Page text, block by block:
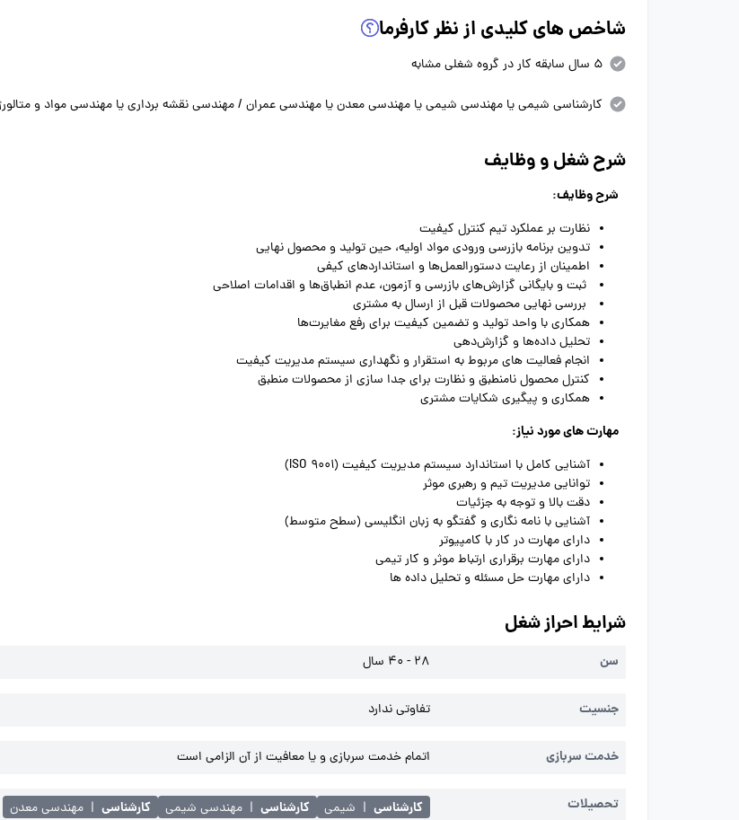
شاخص های کلیدی از نظر کارفرما
5 سال سابقه کار در گروه شغلی مشابه
کارشناسی شیمی یا مهندسی شیمی یا مهندسی معدن یا مهندسی عمران / مهندسی نقشه برداری یا مهندسی مواد و
شرح شغل و وظایف
شرح وظایف:
نظارت بر عملکرد تیم کنترل کیفیت
تدوین برنامه بازرسی ورودی مواد اولیه، حین تولید و محصول نهایی
اطمینان از رعایت دستورالعمل‌ها و استانداردهای کیفی
ثبت و بایگانی گزارش‌های بازرسی و آزمون، عدم انطباق‌ها و اقدامات اصلاحی
بررسی نهایی محصولات قبل از ارسال به مشتری
همکاری با واحد تولید و تضمین کیفیت برای رفع مغایرت‌ها
تحلیل داده‌ها و گزارش‌دهی
انجام فعالیت های مربوط به استقرار و نگهداری سیستم مدیریت کیفیت
کنترل محصول نامنطبق و نظارت برای جدا سازی از محصولات منطبق
همکاری و پیگیری شکایات مشتری
مهارت های مورد نیاز:
آشنایی کامل با استاندارد سیستم مدیریت کیفیت (ISO 9001)
توانایی مدیریت تیم و رهبری موثر
دقت بالا و توجه به جزئیات
آشنایی با نامه نگاری و گفتگو به زبان انگلیسی (سطح متوسط)
دارای مهارت در کار با کامپیوتر
دارای مهارت برقراری ارتباط موثر و کار تیمی
دارای مهارت حل مسئله و تحلیل داده ها
شرایط احراز شغل
سن 28 - 40 سال
جنسیت تفاوتی ندارد
خدمت سربازی اتمام خدمت سربازی و یا معافیت از آن الزامی است
تحصیلات کارشناسی | شیمی کارشناسی | مهندسی شیمی کارشناسی | مهندسی معدن